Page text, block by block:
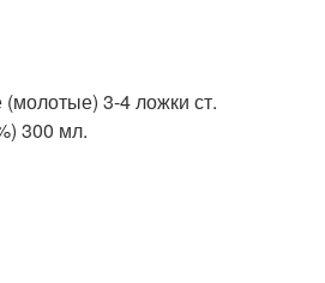
3-4 ложки ст.
300 мл.